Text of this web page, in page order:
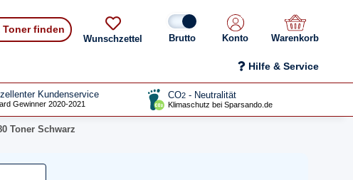
Toner finden
Wunschzettel Konto Warenkorb
Hilfe & Service
Kundenservice
Gewinner 2020-2021
CO2 - Neutralität
Klimaschutz bei Sparsando.de
Toner Schwarz